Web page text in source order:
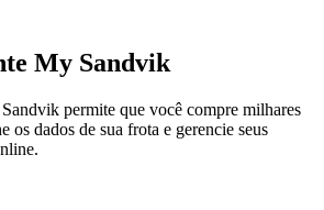
My Sandvik
permite que você compre milhares
os dados de sua frota e gerencie seus